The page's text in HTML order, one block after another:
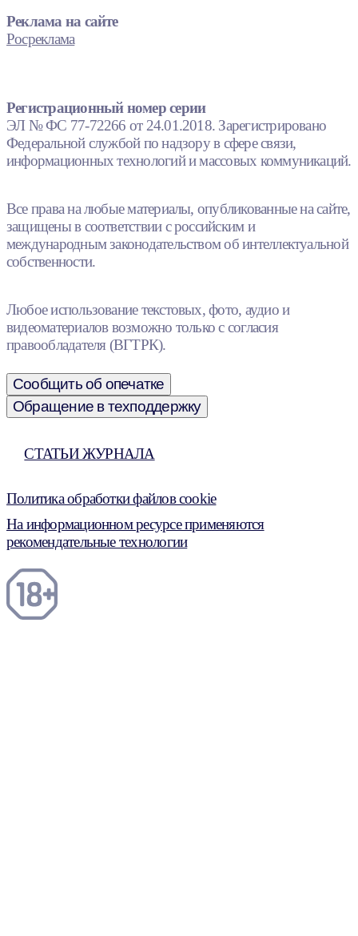
Реклама на сайте
Росреклама
Регистрационный номер серии
ЭЛ № ФС 77-72266 от 24.01.2018. Зарегистрировано
Федеральной службой по надзору в сфере связи,
информационных технологий и массовых коммуникаций.
Все права на любые материалы, опубликованные на сайте,
защищены в соответствии с российским и
международным законодательством об интеллектуальной
собственности.
Любое использование текстовых, фото, аудио и
видеоматериалов возможно только с согласия
правообладателя (ВГТРК).
Сообщить об опечатке
Обращение в техподдержку
СТАТЬИ ЖУРНАЛА
Политика обработки файлов cookie
На информационном ресурсе применяются
рекомендательные технологии